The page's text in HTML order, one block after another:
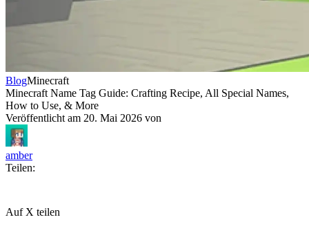
BlogMinecraft
Minecraft Name Tag Guide: Crafting Recipe, All Special Names,
How to Use, & More
Veröffentlicht am 20. Mai 2026 von
amber
Teilen:
Auf X teilen